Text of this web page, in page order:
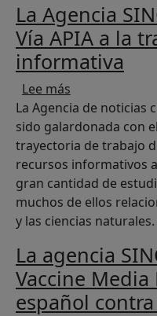
La Agencia
Vía APIA a la
informativa
Lee más
La Agencia de noticias
sido galardonada con
trayectoria de trabajo
recursos informativos
gran cantidad de
muchos de ellos
y las ciencias naturales.
La agencia
Vaccine
español